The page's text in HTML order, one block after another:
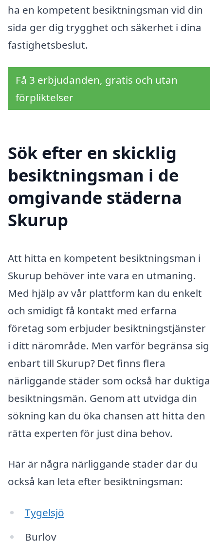
ha en kompetent besiktningsman vid din
sida ger dig trygghet och säkerhet i dina
fastighetsbeslut.
Få 3 erbjudanden, gratis och utan
förpliktelser
Sök efter en skicklig
besiktningsman i de
omgivande städerna
Skurup
Att hitta en kompetent besiktningsman i
Skurup behöver inte vara en utmaning.
Med hjälp av vår plattform kan du enkelt
och smidigt få kontakt med erfarna
företag som erbjuder besiktningstjänster
i ditt närområde. Men varför begränsa sig
enbart till Skurup? Det finns flera
närliggande städer som också har duktiga
besiktningsmän. Genom att utvidga din
sökning kan du öka chansen att hitta den
rätta experten för just dina behov.
Här är några närliggande städer där du
också kan leta efter besiktningsman:
Tygelsjö
Burlöv